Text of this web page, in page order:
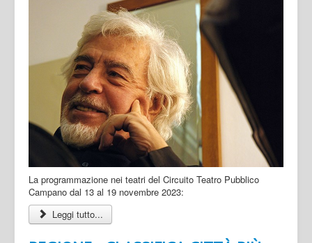
La programmazione nei teatri del Circuito Teatro Pubblico
Campano dal 13 al 19 novembre 2023:
Leggi tutto...